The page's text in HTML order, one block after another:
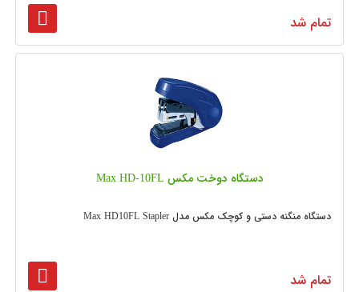
تمام شد
دستگاه دوخت مکس Max HD-10FL
دستگاه منگنه دستی و کوچک مکس مدل Max HD10FL Stapler
تمام شد